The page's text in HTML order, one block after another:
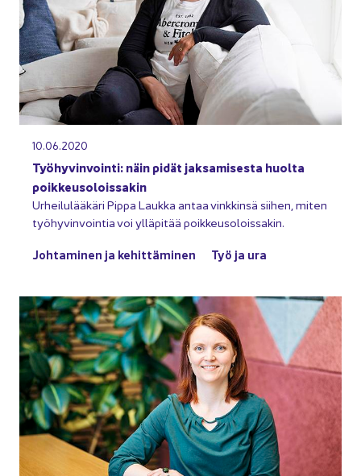
10.06.2020
Työ­hy­vin­voin­ti: näin pidät jak­sa­mi­ses­ta huol­ta
poik­keus­o­lois­sa­kin
Ur­hei­lu­lää­kä­ri Pippa Lauk­ka antaa vink­kin­sä sii­hen, miten
työ­hy­vin­voin­tia voi yl­lä­pi­tää poik­keus­o­lois­sa­kin.
Joh­ta­mi­nen ja ke­hit­tä­mi­nen Työ ja ura